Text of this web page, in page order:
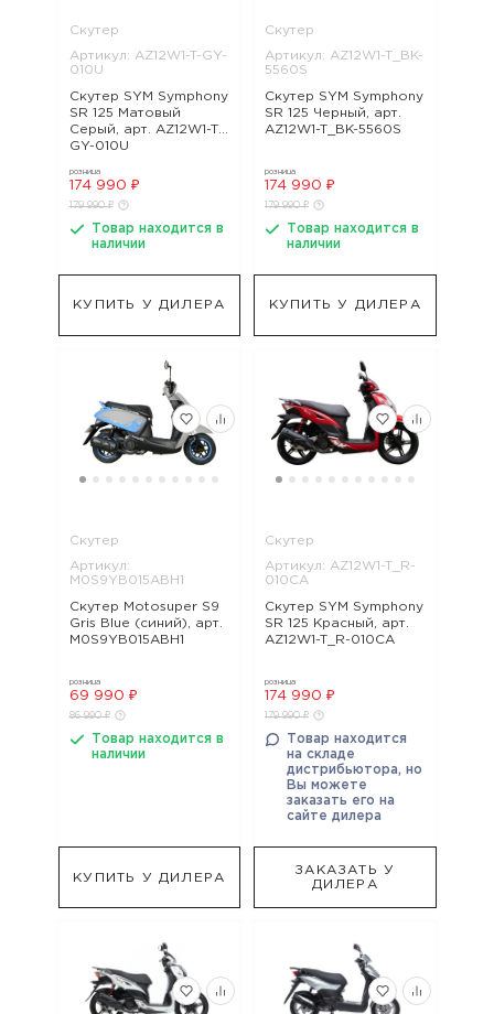
Скутер
Артикул: AZ12W1-T-GY-
010U
Скутер SYM Symphony
SR 125 Матовый
Серый, арт. AZ12W1-T-
GY-010U
розница
174 990 ₽
179 990 ₽
Товар находится в
наличии
КУПИТЬ У ДИЛЕРА
Скутер
Артикул: AZ12W1-T_BK-
5560S
Скутер SYM Symphony
SR 125 Черный, арт.
AZ12W1-T_BK-5560S
розница
174 990 ₽
179 990 ₽
Товар находится в
наличии
КУПИТЬ У ДИЛЕРА
Скутер
Артикул:
M0S9YB015ABH1
Скутер Motosuper S9
Gris Blue (синий), арт.
M0S9YB015ABH1
розница
69 990 ₽
86 990 ₽
Товар находится в
наличии
КУПИТЬ У ДИЛЕРА
Скутер
Артикул: AZ12W1-T_R-
010CA
Скутер SYM Symphony
SR 125 Красный, арт.
AZ12W1-T_R-010CA
розница
174 990 ₽
179 990 ₽
Товар находится
на складе
дистрибьютора, но
Вы можете
заказать его на
сайте дилера
ЗАКАЗАТЬ У
ДИЛЕРА